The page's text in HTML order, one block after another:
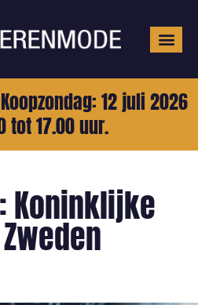
12 juli 2026
tot 17.00 uur.
Koninklijke